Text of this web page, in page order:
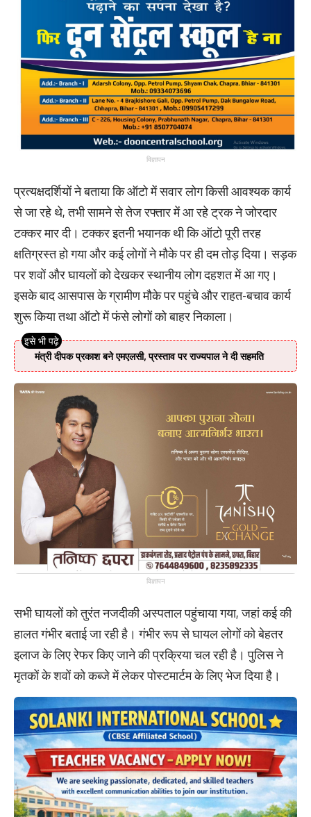
विज्ञापन
प्रत्यक्षदर्शियों ने बताया कि ऑटो में सवार लोग किसी आवश्यक कार्य
से जा रहे थे, तभी सामने से तेज रफ्तार में आ रहे ट्रक ने जोरदार
टक्कर मार दी। टक्कर इतनी भयानक थी कि ऑटो पूरी तरह
क्षतिग्रस्त हो गया और कई लोगों ने मौके पर ही दम तोड़ दिया। सड़क
पर शवों और घायलों को देखकर स्थानीय लोग दहशत में आ गए।
इसके बाद आसपास के ग्रामीण मौके पर पहुंचे और राहत-बचाव कार्य
शुरू किया तथा ऑटो में फंसे लोगों को बाहर निकाला।
मंत्री दीपक प्रकाश बने एमएलसी, प्रस्ताव पर राज्यपाल ने दी सहमति
विज्ञापन
सभी घायलों को तुरंत नजदीकी अस्पताल पहुंचाया गया, जहां कई की
हालत गंभीर बताई जा रही है। गंभीर रूप से घायल लोगों को बेहतर
इलाज के लिए रेफर किए जाने की प्रक्रिया चल रही है। पुलिस ने
मृतकों के शवों को कब्जे में लेकर पोस्टमार्टम के लिए भेज दिया है।